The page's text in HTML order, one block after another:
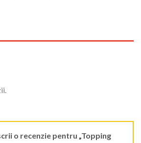
o recenzie pentru „Topping